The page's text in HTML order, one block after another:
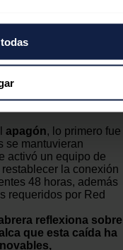
ubicación geográfica
metros
activamente
(huellas digitales)
se procesan sus
en lasección de
en cualquier
para personalizar el
redes sociales y
de generación de
no ve "vuelta atrás"
de energía renovable,
han surgido
que la energía
a año se ha
desde hace ya
apagón, lo primero fue
se mantuvieran
activó un equipo de
la conexión
48 horas, además
requeridos por Red
reflexiona sobre
que esta caída ha